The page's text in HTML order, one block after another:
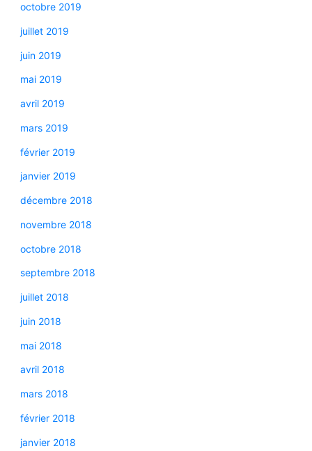
octobre 2019
juillet 2019
juin 2019
mai 2019
avril 2019
mars 2019
février 2019
janvier 2019
décembre 2018
novembre 2018
octobre 2018
septembre 2018
juillet 2018
juin 2018
mai 2018
avril 2018
mars 2018
février 2018
janvier 2018